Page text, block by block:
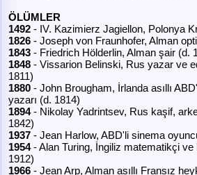
ÖLÜMLER
1492 - IV. Kazimierz Jagiellon, Polonya
1826 - Joseph von Fraunhofer, Alman
1843 - Friedrich Hölderlin, Alman şair (d.
1848 - Vissarion Belinski, Rus yazar ve
1811)
1880 - John Brougham, İrlanda asıllı
yazarı (d. 1814)
1894- Nikolay Yadrintsev, Rus kaşif,
1842)
1937 - Jean Harlow, ABD'li sinema
1954- Alan Turing, İngiliz matematikçi ve
1912)
1966 - Jean Arp, Alman asıllı Fransız